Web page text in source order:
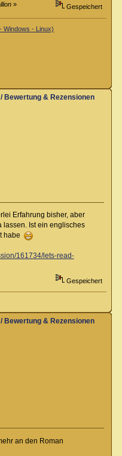
» Gespeichert
Windows - Linux)
Bewertung & Rezensionen
Erfahrung bisher, aber
lassen. Ist ein englisches
habe
161734/lets-read-
Gespeichert
Bewertung & Rezensionen
an den Roman